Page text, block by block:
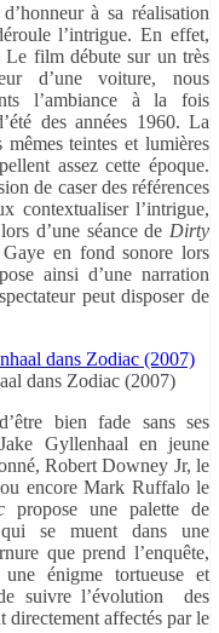
à sa réalisation
l’intrigue. En effet,
Le film débute sur un très
d’une voiture, nous
l’ambiance à la fois
des années 1960. La
teintes et lumières
assez cette époque.
de caser des références
contextualiser l’intrigue,
d’une séance de Dirty
en fond sonore lors
ainsi d’une narration
peut disposer de
dans Zodiac (2007)
bien fade sans ses
Gyllenhaal en jeune
Robert Downey Jr, le
encore Mark Ruffalo le
propose une palette de
qui se muent dans une
que prend l’enquête,
une énigme tortueuse et
suivre l’évolution des
directement affectés par le